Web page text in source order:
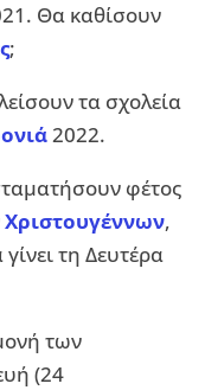
Θα καθίσουν
;
τα σχολεία
2022.
φέτος
Χριστουγέννων,
τη Δευτέρα
των
(24